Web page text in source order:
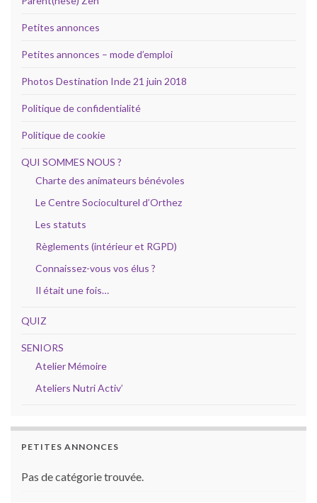
Petites annonces
Petites annonces – mode d’emploi
Photos Destination Inde 21 juin 2018
Politique de confidentialité
Politique de cookie
QUI SOMMES NOUS ?
Charte des animateurs bénévoles
Le Centre Socioculturel d’Orthez
Les statuts
Règlements (intérieur et RGPD)
Connaissez-vous vos élus ?
Il était une fois…
QUIZ
SENIORS
Atelier Mémoire
Ateliers Nutri Activ’
PETITES ANNONCES
Pas de catégorie trouvée.